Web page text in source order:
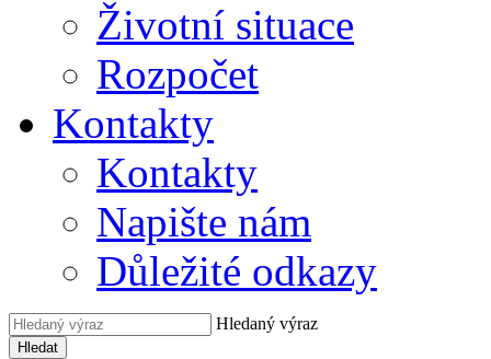
Životní situace
Rozpočet
Kontakty
Kontakty
Napište nám
Důležité odkazy
Hledaný výraz
Hledat